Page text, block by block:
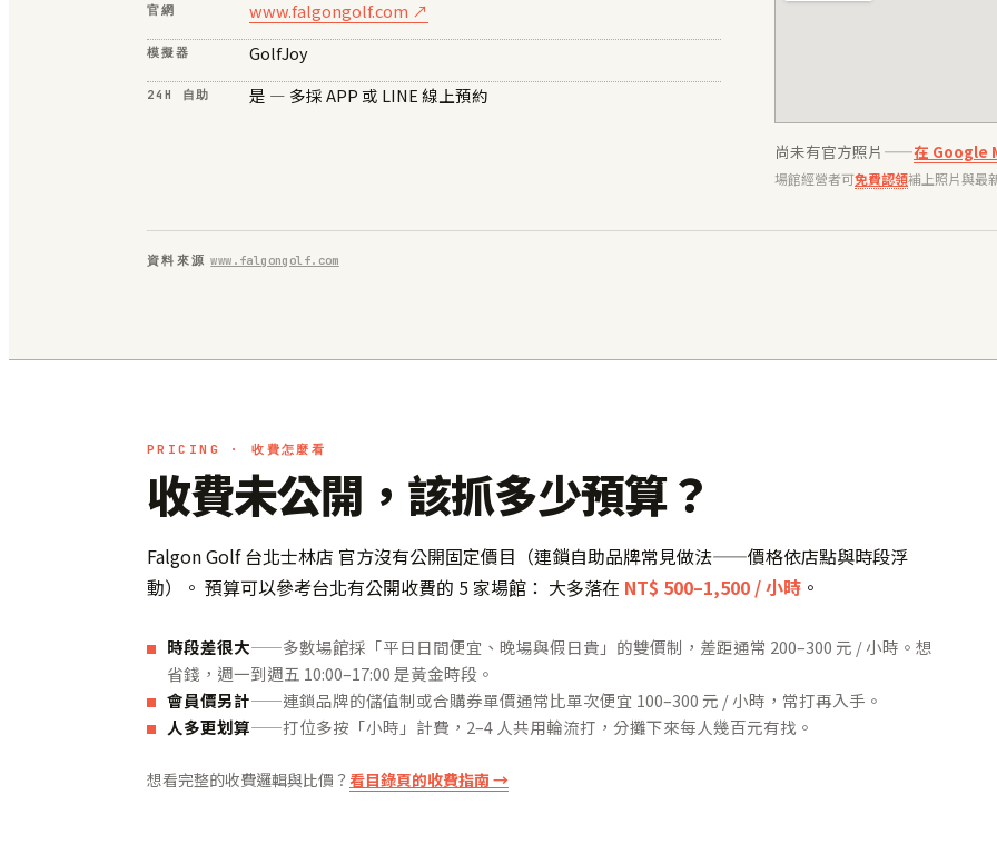
官網 www.falgongolf.com ↗
模擬器 GolfJoy
24H 自助 是 — 多採 APP 或 LINE 線上預約
尚未有官方照片——在 Google
場館經營者可免費認領補上照片與最
資料來源 www.falgongolf.com
PRICING · 收費怎麼看
收費未公開，該抓多少預算？
Falgon Golf 台北士林店 官方沒有公開固定價目（連鎖自助品牌常見做法——價格依店點與時段浮
動）。 預算可以參考台北有公開收費的 5 家場館： 大多落在 NT$ 500–1,500 / 小時 。
時段差很大——多數場館採「平日日間便宜、晚場與假日貴」的雙價制，差距通常 200–300 元 / 小時。想
省錢，週一到週五 10:00–17:00 是黃金時段。
會員價另計——連鎖品牌的儲值制或合購券單價通常比單次便宜 100–300 元 / 小時，常打再入手。
人多更划算——打位多按「小時」計費，2–4 人共用輪流打，分攤下來每人幾百元有找。
想看完整的收費邏輯與比價？ 看目錄頁的收費指南 →